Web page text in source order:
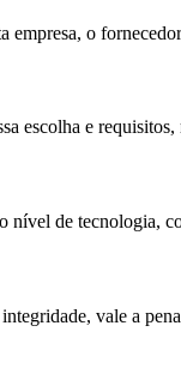
empresa, o
escolha e
nível de tecnologia,
vale a